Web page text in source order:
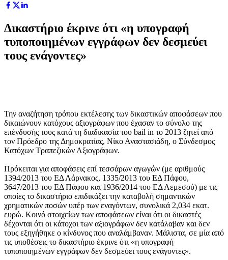
Δικαστήριο έκρινε ότι «η υπογραφή
τυποποιημένων εγγράφων δεν δεσμεύει
τους ενάγοντες»
Την αναζήτηση τρόπου εκτέλεσης των δικαστικών αποφάσεων που
δικαιώνουν κατόχους αξιογράφων που έχασαν το σύνολο της
επένδυσής τους κατά τη διαδικασία του bail in το 2013 ζητεί από
τον Πρόεδρο της Δημοκρατίας, Νίκο Αναστασιάδη, ο Σύνδεσμος
Κατόχων Τραπεζικών Αξιογράφων.
Πρόκειται για αποφάσεις επί τεσσάρων αγωγών (με αριθμούς
1394/2013 του ΕΔ Λάρνακος, 1335/2013 του ΕΔ Πάφου,
3647/2013 του ΕΔ Πάφου και 1936/2014 του ΕΔ Λεμεσού) με τις
οποίες το δικαστήριο επιδικάζει την καταβολή σημαντικών
χρηματικών ποσών υπέρ των εναγόντων, συνολικά 2,034 εκατ.
ευρώ. Κοινό στοιχείων των αποφάσεων είναι ότι οι δικαστές
δέχονται ότι οι κάτοχοι των αξιογράφων δεν κατάλαβαν και δεν
τους εξηγήθηκε ο κίνδυνος που αναλάμβαναν. Μάλιστα, σε μία από
τις υποθέσεις το δικαστήριο έκρινε ότι «η υπογραφή
τυποποιημένων εγγράφων δεν δεσμεύει τους ενάγοντες».